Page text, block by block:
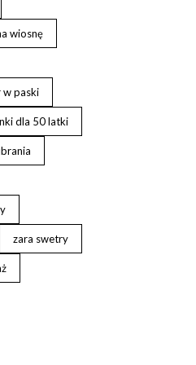
wiosnę
w paski
dla 50 latki
zara swetry